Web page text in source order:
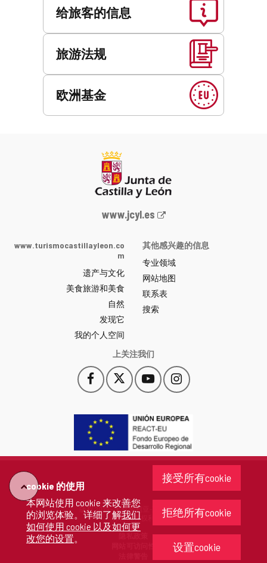
cookie 的使用
本网站使用 cookie 来改善您
的浏览体验。详细了解我们
如何使用 cookie 以及如何更
改您的设置。
接受所有cookie
拒绝所有cookie
设置cookie
给旅客的信息
旅游法规
欧洲基金
Junta
y
León
网
站
门
户
-
www.jcyl.es
www.turismocastillayleon.co
m
遗产与文化
美食旅游和美食
自然
发现它
我的个人空间
其他感兴趣的信息
专业领域
网站地图
联系表
搜索
上关注我们
Facebook
此
链
会
打
开
一
口。
此
链
一
口。
YouTube
此
链
会
打
开
一
个
窗
口。
Instagram
此
链
会
开
一
个
新
窗
口。
"回
去"
版权 2026 - 卡斯蒂利亚-莱昂省政府
保留所有权利